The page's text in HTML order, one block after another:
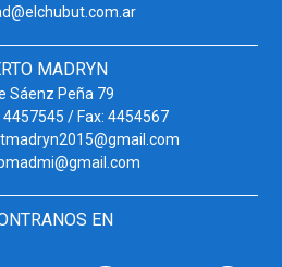
MADRYN
Sáenz Peña 79
4457545 / Fax: 4454567
EN